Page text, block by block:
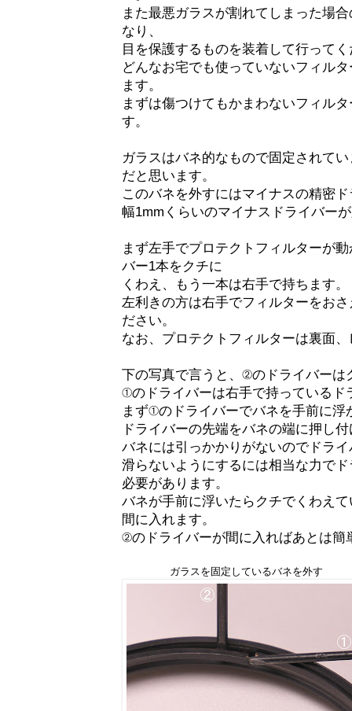
また最悪ガラスが割れてしまった場
なり、
目を保護するものを装着して行って
どんなお宅でも使っていないフィル
ます。
まずは傷つけてもかまわないフィル
す。
ガラスはバネ的なもので固定されて
だと思います。
このバネを外すにはマイナスの精密
幅1mmくらいのマイナスドライバー
まず左手でプロテクトフィルターが
バー1本をクチに
くわえ、もう一本は右手で持ちます。
左利きの方は右手でフィルターをお
ださい。
なお、プロテクトフィルターは裏面
下の写真で言うと、②のドライバーは
①のドライバーは右手で持っているド
まず①のドライバーでバネを手前に浮
ドライバーの先端をバネの端に押し
バネには引っかかりがないのでドラ
滑らないようにするには相当な力で
必要があります。
バネが手前に浮いたらクチでくわえ
間に入れます。
②のドライバーが間に入ればあとは簡
ガラスを固定しているバネを外す